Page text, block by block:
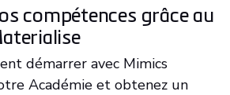
compétences grâce au
démarrer avec Mimics
Académie et obtenez un